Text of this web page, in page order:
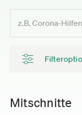
Mitschnitte